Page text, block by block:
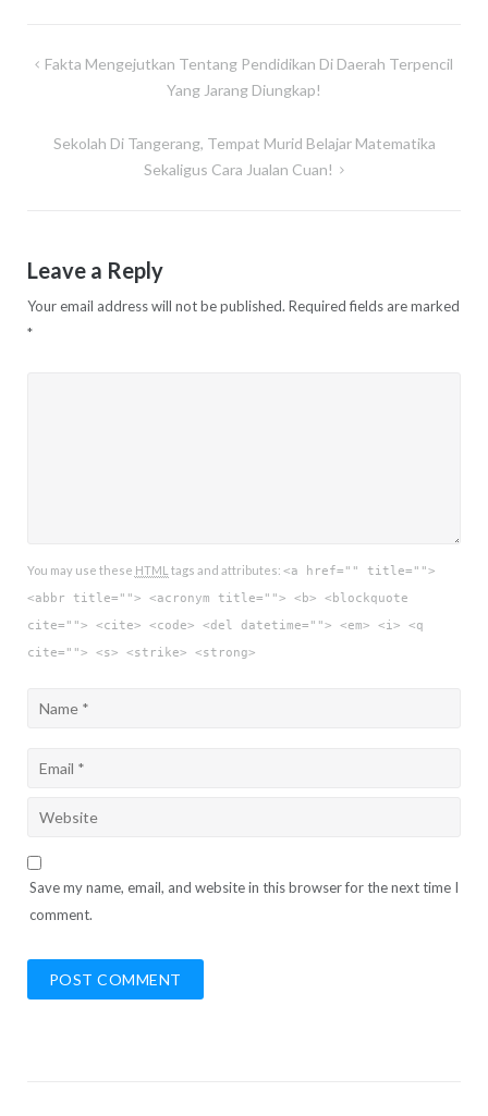
Post
Fakta Mengejutkan Tentang Pendidikan Di Daerah Terpencil
Yang Jarang Diungkap!
Sekolah Di Tangerang, Tempat Murid Belajar Matematika
Sekaligus Cara Jualan Cuan!
Leave a Reply
Your email address will not be published. Required fields are marked
*
You may use these HTML tags and attributes: <a href="" title="">
<abbr title=""> <acronym title=""> <b> <blockquote
cite=""> <cite> <code> <del datetime=""> <em> <i> <q
cite=""> <s> <strike> <strong>
Save my name, email, and website in this browser for the next time I
comment.